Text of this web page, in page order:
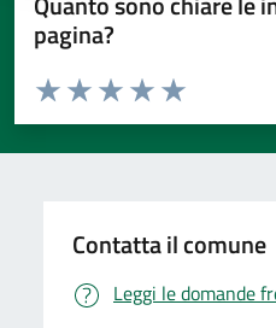
pagina?
Valuta da 1 a 5 stelle la pagina
Valuta 5
Valuta 4 stelle su
Valuta 3 stelle su 5
Valuta 2 stelle su 5
Valuta 1 stelle su 5
Contatta il comune
Leggi le domande